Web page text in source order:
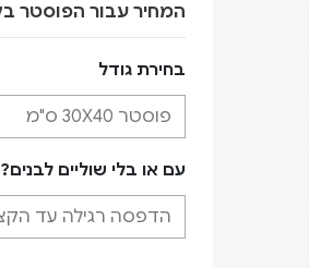
המחיר עבור הפוסטר
בחירת גודל
עם או בלי שוליים לבנים?